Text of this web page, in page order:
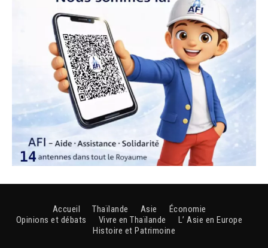
Accueil Thaïlande Asie
Économie
Opinions et débats
Vivre en Thaïlande
L’ Asie en Europe
Histoire et Patrimoine